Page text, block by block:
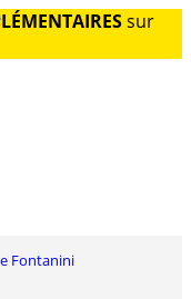
sur
Fontanini